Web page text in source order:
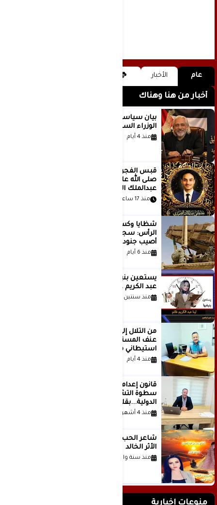
عام الأخبار
أخبار من هنا وهناك
بيان سياسي رداً على موقف مجلس
الوزراء السعودي
منذ 4 أيام
صلى الله عليه وسلم .. بقلم مصطفى
عبدالملك الصميدي | اليمن
منذ 17 ساعة
شظايا وكسور في العظام وإصابات في
الرأس: سجلات جديدة تكشف كيف
أصيب جنود أمريكيون في الحرب الإيرانية
منذ 6 أيام
عبد الكريم غانم
منذ سنتين
من التلال إلى السيطرة.. كيف تحول
عنف المستوطنين إلى مشروع
استيطاني منظم؟
منذ 4 أيام
قانون إعدام الأسرى الفلسطينيين: بين
سطوة التشريع وانهيار منظومة العدالة
الدولية...بقلم الدكتور وسيم وني
منذ 4 أشهر
الأثر الخالد
منذ سنة واحدة
منوعات إخبارية